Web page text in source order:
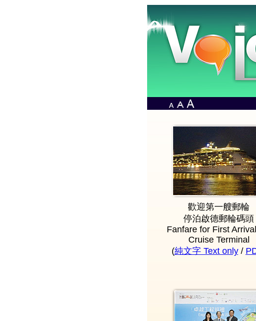
歡迎第一艘郵輪
停泊啟德郵輪碼頭
Fanfare for First
Cruise Terminal
(純文字 Text only/